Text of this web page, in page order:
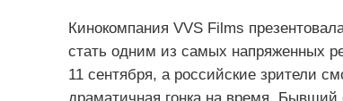
Кинокомпания VVS Films
стать одним из самых напряженных
11 сентября, а российские зрители